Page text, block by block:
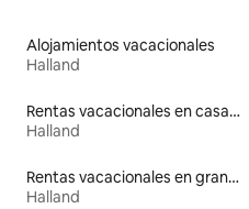
Alojamientos vacacionales
Halland
Rentas vacacionales en casas adosadas
Halland
Rentas vacacionales en graneros
Halland